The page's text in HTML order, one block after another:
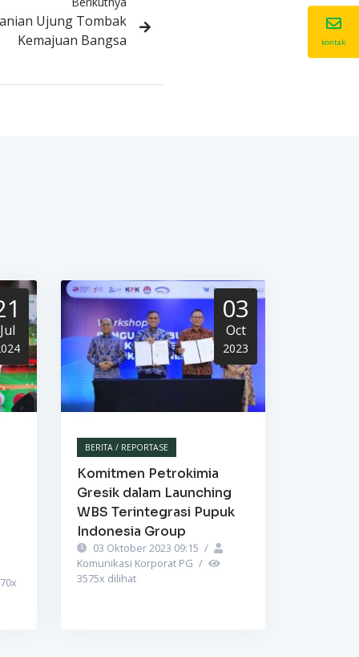
Ujung Tombak
Kemajuan Bangsa
Jul
x
03
Oct
2023
BERITA / REPORTASE
Komitmen Petrokimia
Gresik dalam Launching
WBS Terintegrasi Pupuk
Indonesia Group
03 Oktober 2023 09:15 /
Komunikasi Korporat PG /
3575x dilihat
kontak